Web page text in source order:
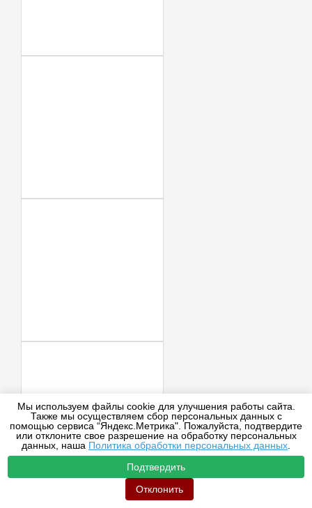
Мы используем файлы cookie для улучшения работы сайта.
Также мы осуществляем сбор персональных данных с
помощью сервиса “Яндекс.Метрика". Пожалуйста, подтвердите
или отклоните свое разрешение на обработку персональных
данных, наша Политика обработки персональных данных
Подтвердить
Отклонить